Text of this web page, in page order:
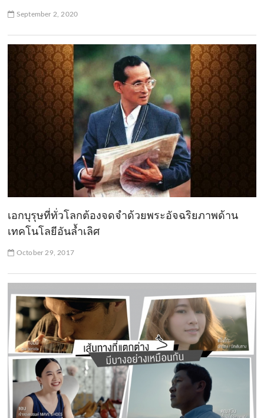
September 2, 2020
เอกบุรุษที่ทั่วโลกต้องจดจำด้วยพระอัจฉริยภาพด้าน
เทคโนโลยีอันล้ำเลิศ
October 29, 2017